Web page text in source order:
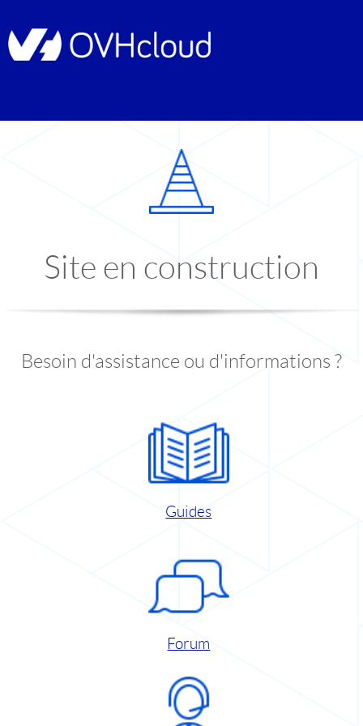
Site en construction
Besoin d'assistance ou d'informations ?
Guides
Forum